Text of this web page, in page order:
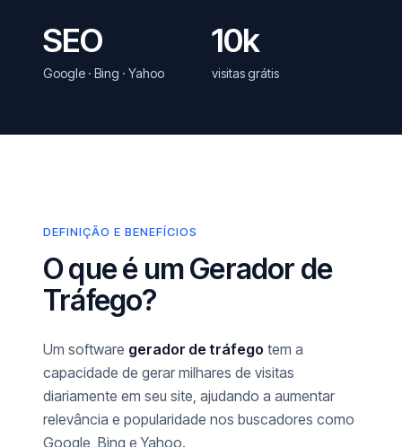
SEO
Google · Bing · Yahoo
10k
visitas grátis
DEFINIÇÃO E BENEFÍCIOS
O que é um Gerador de
Tráfego?
Um software gerador de tráfego tem a
capacidade de gerar milhares de visitas
diariamente em seu site, ajudando a aumentar
relevância e popularidade nos buscadores como
Google, Bing e Yahoo.